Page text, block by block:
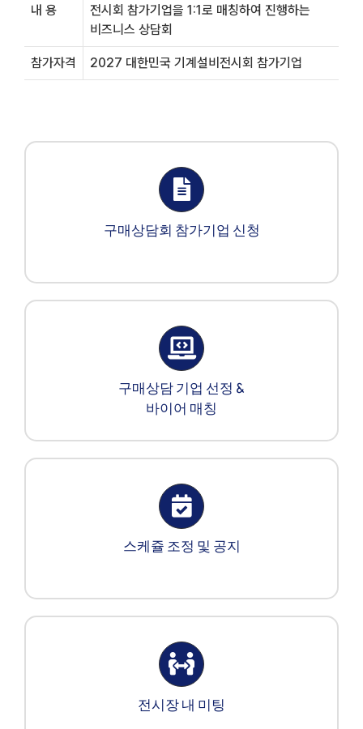
내 용
전시회 참가기업을 1:1로 매칭하여 진행하는
비즈니스 상담회
참가자격 2027 대한민국 기계설비전시회 참가기업
구매상담회 참가기업 신청
구매상담 기업 선정 &
바이어 매칭
스케쥴 조정 및 공지
전시장 내 미팅